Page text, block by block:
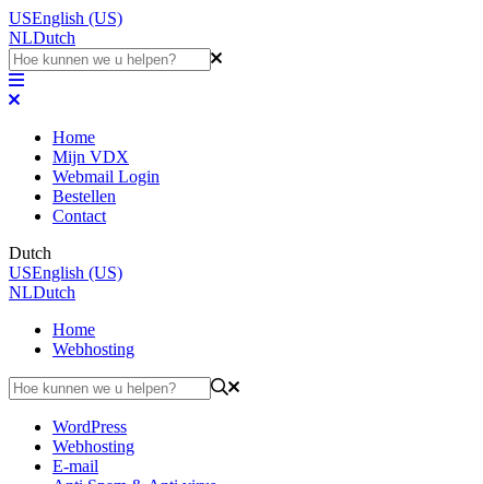
USEnglish (US)
NLDutch
Home
Mijn VDX
Webmail Login
Bestellen
Contact
Dutch
USEnglish (US)
NLDutch
Home
Webhosting
WordPress
Webhosting
E-mail